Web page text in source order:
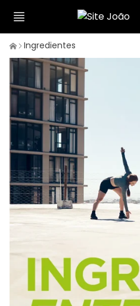
Ingredientes